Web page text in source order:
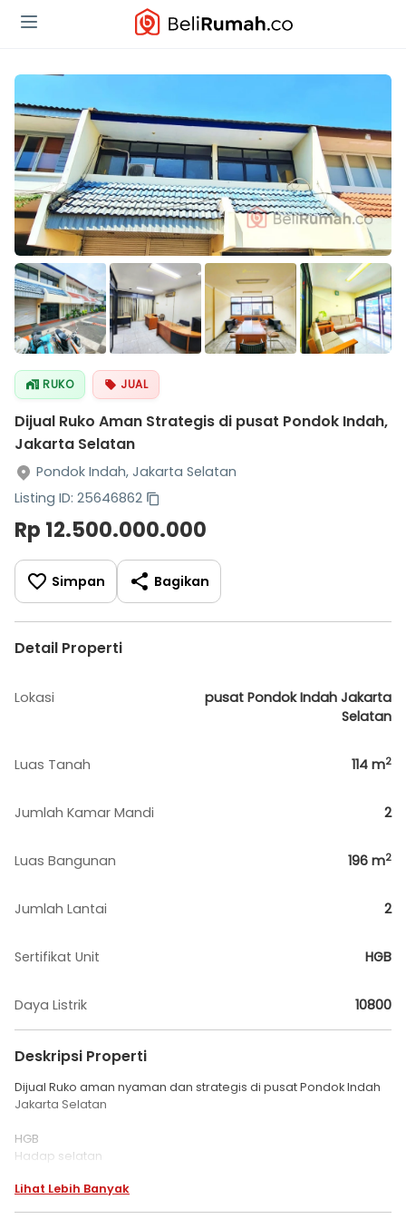
RUKO JUAL
Dijual Ruko Aman Strategis di pusat Pondok Indah,
Jakarta Selatan
Pondok Indah, Jakarta Selatan
Listing ID: 25646862
Rp 12.500.000.000
Simpan Bagikan
Detail Properti
Lokasi
pusat Pondok Indah Jakarta
Selatan
Luas Tanah 114 m2
Jumlah Kamar Mandi 2
Luas Bangunan 196 m2
Jumlah Lantai 2
Sertifikat Unit HGB
Daya Listrik 10800
Deskripsi Properti
Dijual Ruko aman nyaman dan strategis di pusat Pondok Indah
Jakarta Selatan
HGB
Hadap selatan
Ls bangunan 196 m2
Lihat Lebih Banyak